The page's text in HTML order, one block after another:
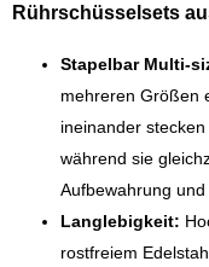
Rührschüsselsets
Stapelbar Multi-
mehreren Größen
ineinander
während sie
Aufbewahrung
Langlebigkeit:
rostfreiem